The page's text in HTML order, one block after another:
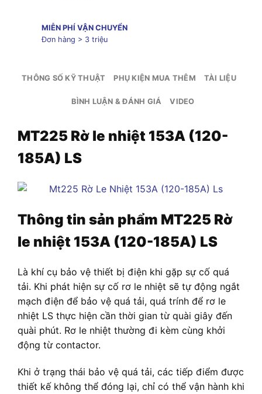
MIỄN PHÍ VẬN CHUYỂN
Đơn hàng > 3 triệu
THÔNG SỐ KỸ THUẬT PHỤ KIỆN MUA THÊM TÀI LIỆU
BÌNH LUẬN & ĐÁNH GIÁ VIDEO
MT225 Rờ le nhiệt 153A (120-
185A) LS
Thông tin sản phẩm MT225 Rờ
le nhiệt 153A (120-185A) LS
Là khí cụ bảo vệ thiết bị điện khi gặp sự cố quá
tải. Khi phát hiện sự cố rơ le nhiệt sẽ tự động ngắt
mạch điện để bảo vệ quá tải, quá trính để rơ le
nhiệt LS thực hiện cần thời gian từ quài giây đến
quài phút. Rơ le nhiệt thường đi kèm cùng khởi
động từ contactor.
Khi ở trạng thái bảo vệ quá tải, các tiếp điểm được
thiết kế không thể đóng lại, chỉ có thể vận hành khi